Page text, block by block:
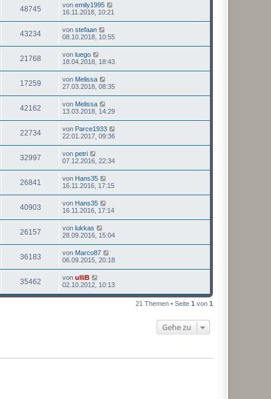
48745 von emily1995
16.11.2018, 10:21
43234 von stefaan
08.10.2018, 10:55
21768 von luego
18.04.2018, 18:43
17259 von Melissa
27.03.2018, 08:35
42162 von Melissa
13.03.2018, 14:29
22734 von Parce1933
22.01.2017, 09:36
32997 von petri
07.12.2016, 22:34
26841 von Hans35
16.11.2016, 17:15
40903 von Hans35
16.11.2016, 17:14
26157 von lukkas
28.09.2016, 15:04
36183 von Marco87
06.09.2015, 20:18
35462 von ulliB
02.10.2012, 10:13
21 Themen • Seite 1 von 1
Gehe zu